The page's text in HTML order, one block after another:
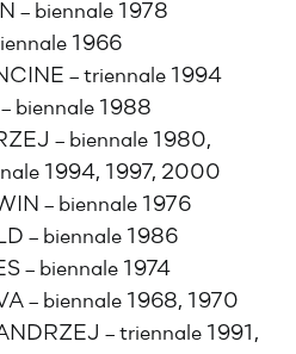
– biennale 1978
1966
– triennale 1994
biennale 1988
– biennale 1980,
1994, 1997, 2000
– biennale 1976
– biennale 1986
– biennale 1974
– biennale 1968, 1970
– triennale 1991,